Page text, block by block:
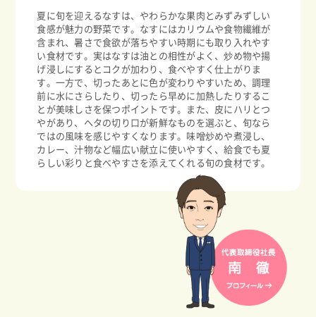
夏に旬を迎えるなすは、やわらかな果肉とみずみずしい
食感が魅力の野菜です。なすにはカリウムや食物繊維が
含まれ、暑さで食欲が落ちやすい時期にも取り入れやす
い食材です。実はなすは油との相性がよく、炒め物や揚
げ浸しにするとコクが加わり、食べやすく仕上がりま
す。一方で、切ったあとに色が変わりやすいため、調理
前に水にさらしたり、切ったら早めに加熱したりするこ
とが美味しさを保つポイントです。また、皮にハリとつ
やがあり、ヘタの切り口が新鮮なものを選ぶと、旬なら
ではの風味を感じやすくなります。味噌炒めや煮浸し、
カレー、汁物など幅広い献立に使いやすく、給食でも夏
らしい彩りと食べやすさを添えてくれる旬の食材です。